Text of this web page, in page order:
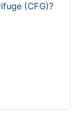
(CFG)?